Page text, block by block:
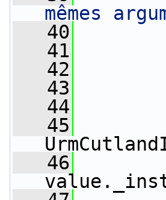
mêmes
   40
   41
   42
   43
   44
   45
   46